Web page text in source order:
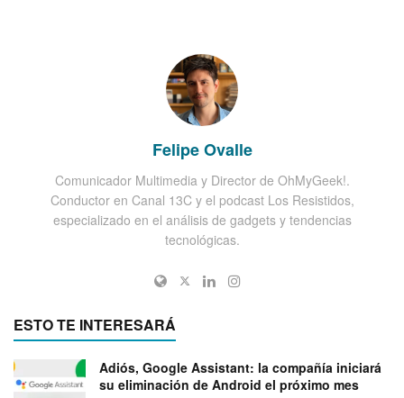
Felipe Ovalle
Comunicador Multimedia y Director de OhMyGeek!.
Conductor en Canal 13C y el podcast Los Resistidos,
especializado en el análisis de gadgets y tendencias
tecnológicas.
ESTO TE INTERESARÁ
Adiós, Google Assistant: la compañía iniciará
su eliminación de Android el próximo mes